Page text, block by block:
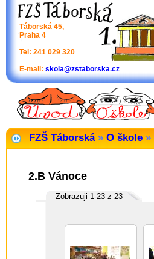
Táborská 45,
Praha 4
Tel: 241 029 320
E-mail: skola@zstaborska.cz
FZŠ Táborská » O škole »
2.B Vánoce
Zobrazuji 1-23 z 23